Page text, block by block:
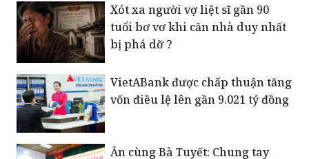
bị phá dỡ ?
VietABank được chấp thuận tăng
lan tỏa truyền thống “Uống nước